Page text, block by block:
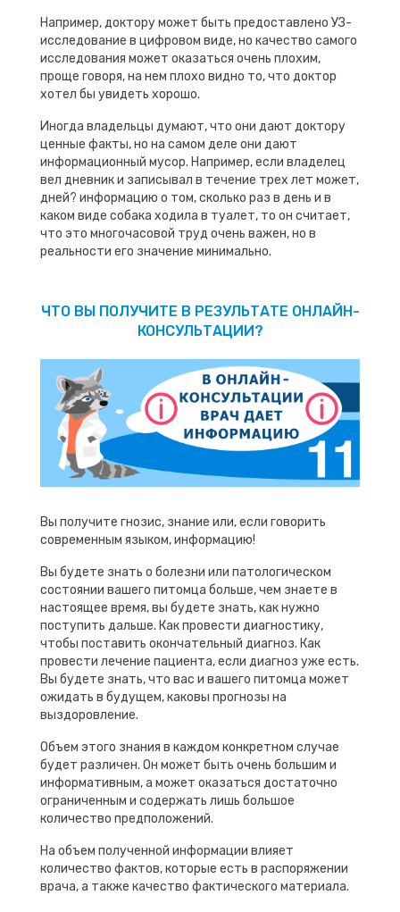
Например, доктору может быть предоставлено УЗ-
исследование в цифровом виде, но качество самого
исследования может оказаться очень плохим,
проще говоря, на нем плохо видно то, что доктор
хотел бы увидеть хорошо.
Иногда владельцы думают, что они дают доктору
ценные факты, но на самом деле они дают
информационный мусор. Например, если владелец
вел дневник и записывал в течение трех лет может,
дней? информацию о том, сколько раз в день и в
каком виде собака ходила в туалет, то он считает,
что это многочасовой труд очень важен, но в
реальности его значение минимально.
ЧТО ВЫ ПОЛУЧИТЕ В РЕЗУЛЬТАТЕ ОНЛАЙН-
КОНСУЛЬТАЦИИ?
Вы получите гнозис, знание или, если говорить
современным языком, информацию!
Вы будете знать о болезни или патологическом
состоянии вашего питомца больше, чем знаете в
настоящее время, вы будете знать, как нужно
поступить дальше. Как провести диагностику,
чтобы поставить окончательный диагноз. Как
провести лечение пациента, если диагноз уже есть.
Вы будете знать, что вас и вашего питомца может
ожидать в будущем, каковы прогнозы на
выздоровление.
Объем этого знания в каждом конкретном случае
будет различен. Он может быть очень большим и
информативным, а может оказаться достаточно
ограниченным и содержать лишь большое
количество предположений.
На объем полученной информации влияет
количество фактов, которые есть в распоряжении
врача, а также качество фактического материала.